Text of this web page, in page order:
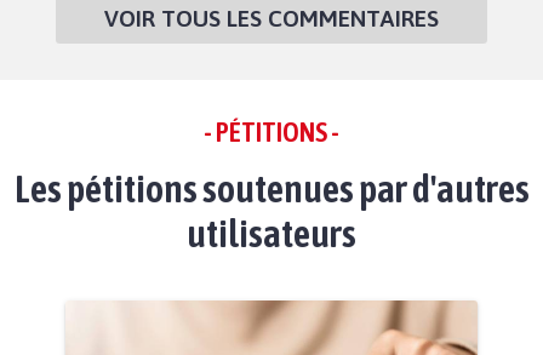
VOIR TOUS LES COMMENTAIRES
- PÉTITIONS -
Les pétitions soutenues par d'autres
utilisateurs